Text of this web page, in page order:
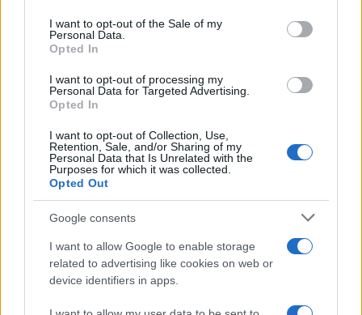
consent section.
I want to opt-out of the Sale of my
Personal Data.
Opted In
I want to opt-out of processing my
Personal Data for Targeted Advertising.
Opted In
I want to opt-out of Collection, Use,
Retention, Sale, and/or Sharing of my
Personal Data that Is Unrelated with the
Purposes for which it was collected.
Opted Out
Google consents
I want to allow Google to enable storage
related to advertising like cookies on web or
device identifiers in apps.
delle informazioni tra team e comunità di sicurezza
per ridurre rapidamente l’impatto di queste
campagne.
AUTORE
Emanuele Galli
Emanuele Galli, partenopeo, ricorda un
che lo spinse a spiegare procedure
complesse in modo semplice. In redazione
adotta tono creativo e diretto, porta
reportage clinici e un quaderno con disegni